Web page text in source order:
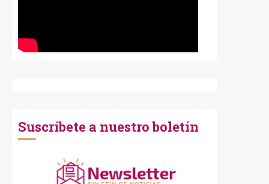
Suscríbete a nuestro boletín